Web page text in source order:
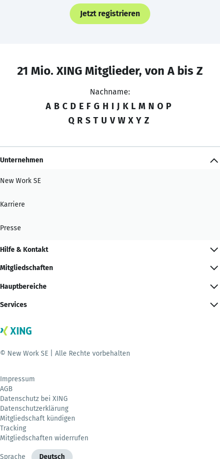
Jetzt registrieren
21 Mio. XING Mitglieder, von A bis Z
Nachname:
A B C D E F G H I J K L M N O P
Q R S T U V W X Y Z
Unternehmen
New Work SE
Karriere
Presse
Hilfe & Kontakt
Mitgliedschaften
Hauptbereiche
Services
© New Work SE | Alle Rechte vorbehalten
Impressum
AGB
Datenschutz bei XING
Datenschutzerklärung
Mitgliedschaft kündigen
Tracking
Mitgliedschaften widerrufen
Sprache Deutsch